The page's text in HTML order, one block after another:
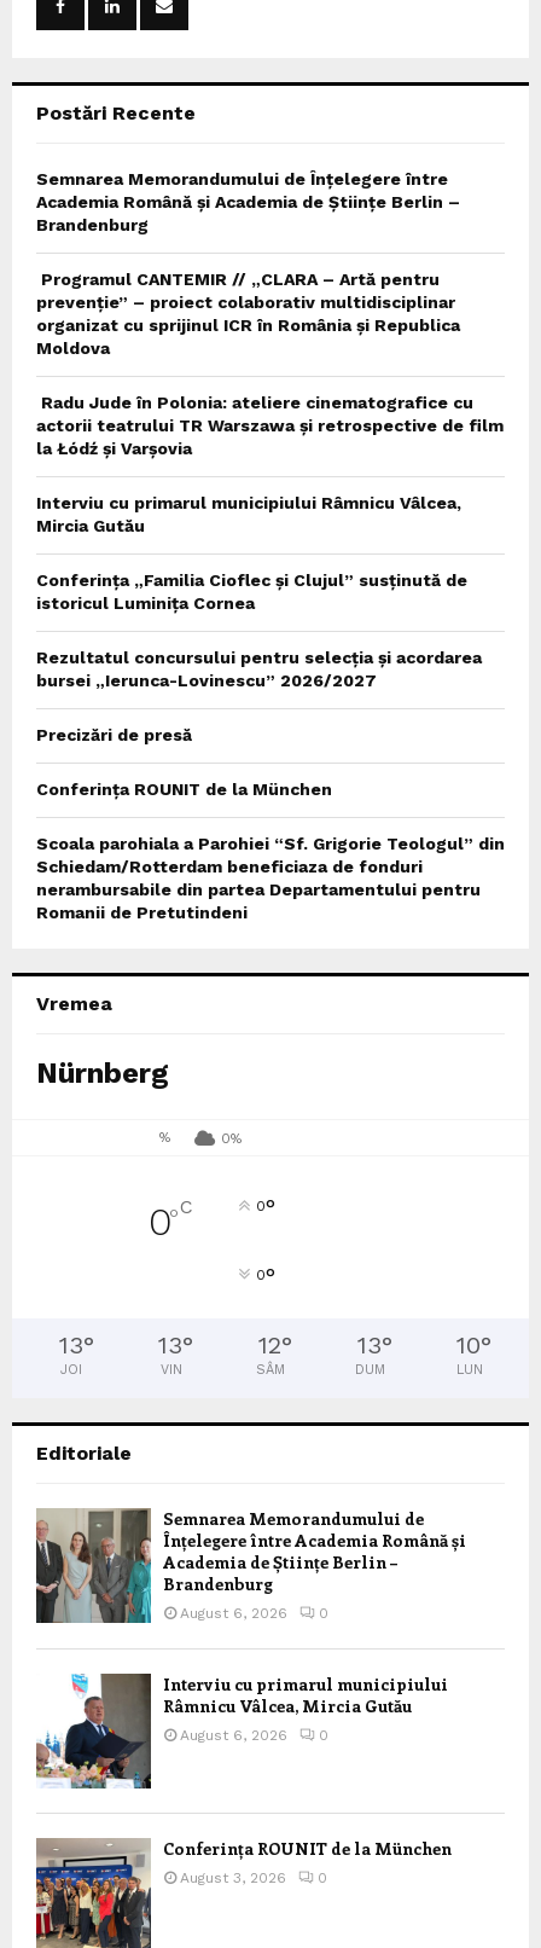
Postări Recente
Semnarea Memorandumului de Înțelegere între
Academia Română și Academia de Științe Berlin –
Brandenburg
Programul CANTEMIR // „CLARA – Artă pentru
prevenție” – proiect colaborativ multidisciplinar
organizat cu sprijinul ICR în România și Republica
Moldova
Radu Jude în Polonia: ateliere cinematografice cu
actorii teatrului TR Warszawa și retrospective de film
la Łódź și Varșovia
Interviu cu primarul municipiului Râmnicu Vâlcea,
Mircia Gutău
Conferința „Familia Cioflec și Clujul” susținută de
istoricul Luminița Cornea
Rezultatul concursului pentru selecția și acordarea
bursei „Ierunca-Lovinescu” 2026/2027
Precizări de presă
Conferința ROUNIT de la München
Scoala parohiala a Parohiei “Sf. Grigorie Teologul” din
Schiedam/Rotterdam beneficiaza de fonduri
nerambursabile din partea Departamentului pentru
Romanii de Pretutindeni
Vremea
Nürnberg
% 0%
0°C 0°
0°
13°
JOI
13°
VIN
12°
SÂM
13°
DUM
10°
LUN
Editoriale
Semnarea Memorandumului de
Înțelegere între Academia Română și
Academia de Științe Berlin –
Brandenburg
August 6, 2026 0
Interviu cu primarul municipiului
Râmnicu Vâlcea, Mircia Gutău
August 6, 2026 0
Conferința ROUNIT de la München
August 3, 2026 0